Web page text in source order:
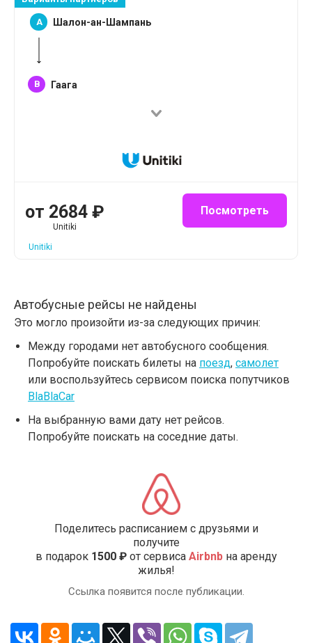
A Шалон-ан-Шампань
B Гаага
от 2684 ₽
Unitiki
Посмотреть
Unitiki
Автобусные рейсы не найдены
Это могло произойти из-за следующих причин:
Между городами нет автобусного сообщения.
Попробуйте поискать билеты на поезд, самолет
или воспользуйтесь сервисом поиска попутчиков
BlaBlaCar
На выбранную вами дату нет рейсов.
Попробуйте поискать на соседние даты.
Поделитесь расписанием с друзьями и
получите
в подарок 1500 ₽от сервиса Airbnbна аренду
жилья!
Ссылка появится после публикации.